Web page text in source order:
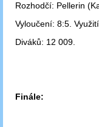
Rozhodčí: Pellerin
Vyloučení: 8:5.
Diváků: 12 009.
Finále: